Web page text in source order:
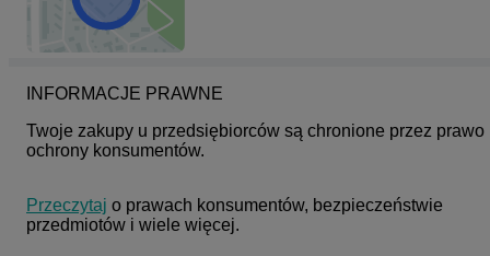
-
Specyfikacja:
Rdzenie/wątki: 4/8
Pamięć:
RAM: 16GB DDR4
Ekran:
Wielkość: 13,3”
Rozdzielczość: 1920x1080 (Full HD)
INFORMACJE PRAWNE
Twoje zakupy u przedsiębiorców są chronione przez prawo
ochrony konsumentów.
Przeczytaj o prawach konsumentów, bezpieczeństwie
przedmiotów i wiele więcej.